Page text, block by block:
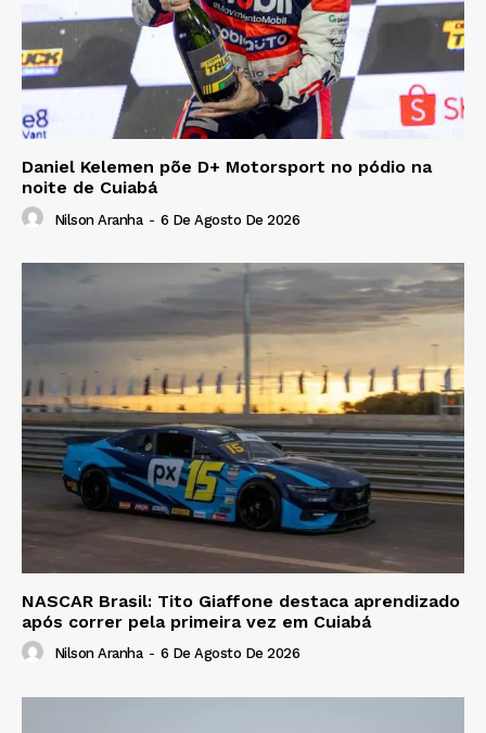
Daniel Kelemen põe D+ Motorsport no pódio na
noite de Cuiabá
Nilson Aranha - 6 De Agosto De 2026
NASCAR Brasil: Tito Giaffone destaca aprendizado
após correr pela primeira vez em Cuiabá
Nilson Aranha - 6 De Agosto De 2026